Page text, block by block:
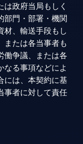
政府当局もしく
部門・部署・機関
材、輸送手段もし
または各当事者も
働争議、または各
なる事項などによ
には、本契約に基
事者に対して責任